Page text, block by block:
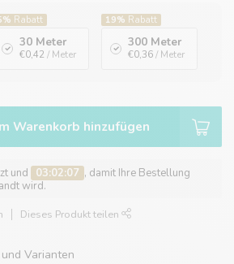
Rabatt
30 Meter
€0,42 / Meter
19% Rabatt
300 Meter
€0,36/ Meter
Warenkorb hinzufügen
und 03:02:07 , damit Ihre Bestellung
wird.
Dieses Produkt teilen
Varianten